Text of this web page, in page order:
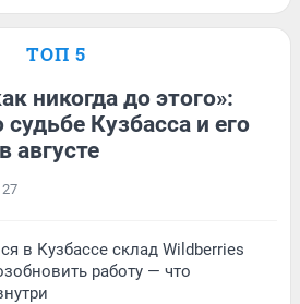
ТОП 5
никогда до этого»:
судьбе Кузбасса и его
августе
27
в Кузбассе склад Wildberries
работу — что